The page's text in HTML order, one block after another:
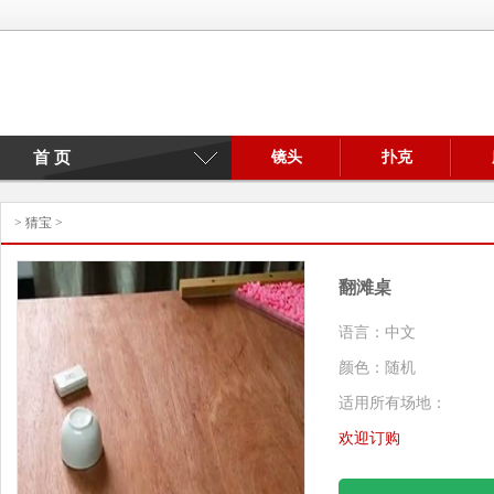
镜头 扑克
首 页
> 猜宝 >
翻滩桌
语言：中文
颜色：随机
适用所有场地：
欢迎订购